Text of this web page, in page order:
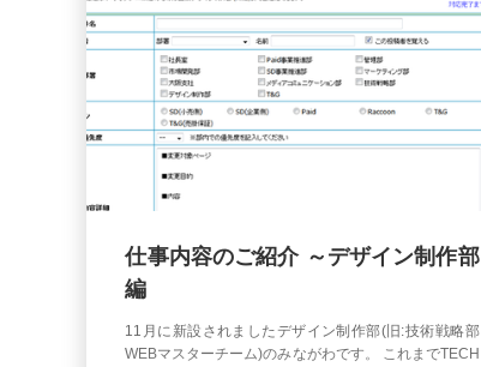
仕事内容のご紹介 ～デザイン制作部
編
11月に新設されましたデザイン制作部(旧:技術戦略部
WEBマスターチーム)のみながわです。 これまでTECH